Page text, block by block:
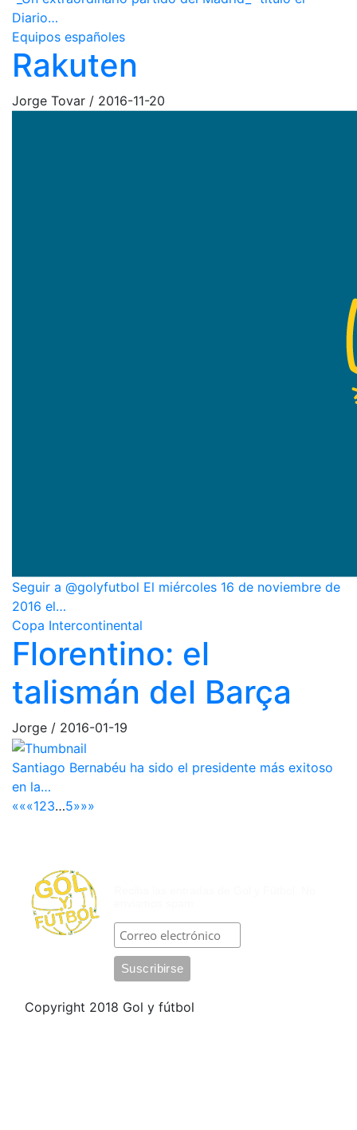
Diario…
Equipos españoles
Rakuten
Jorge Tovar / 2016-11-20
Seguir a @golyfutbol El miércoles 16 de noviembre de
2016 el…
Copa Intercontinental
Florentino: el
talismán del Barça
Jorge / 2016-01-19
Santiago Bernabéu ha sido el presidente más exitoso
en la…
«««123…5»»»
Copyright 2018 Gol y fútbol